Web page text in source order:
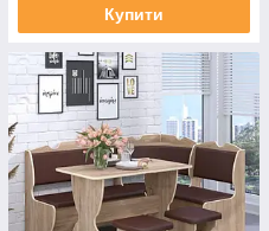
Купити